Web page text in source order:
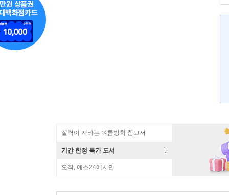
실력이 자라는 여름방학 참고서
기간 한정 특가 도서
오직, 예스24에서만